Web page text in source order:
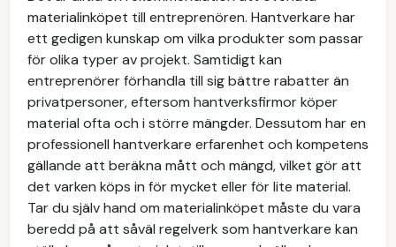
materialinköpet till entreprenören. Hantverkare har
ett gedigen kunskap om vilka produkter som passar
för olika typer av projekt. Samtidigt kan
entreprenörer förhandla till sig bättre rabatter än
privatpersoner, eftersom hantverksfirmor köper
material ofta och i större mängder. Dessutom har en
professionell hantverkare erfarenhet och kompetens
gällande att beräkna mått och mängd, vilket gör att
det varken köps in för mycket eller för lite material.
Tar du själv hand om materialinköpet måste du vara
beredd på att såväl regelverk som hantverkare kan